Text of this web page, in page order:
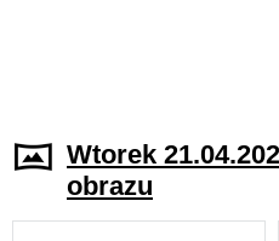
Wtorek
obrazu